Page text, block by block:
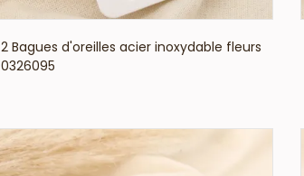
VOIR LE PRIX
2 Bagues d'oreilles acier inoxydable fleurs
0326095